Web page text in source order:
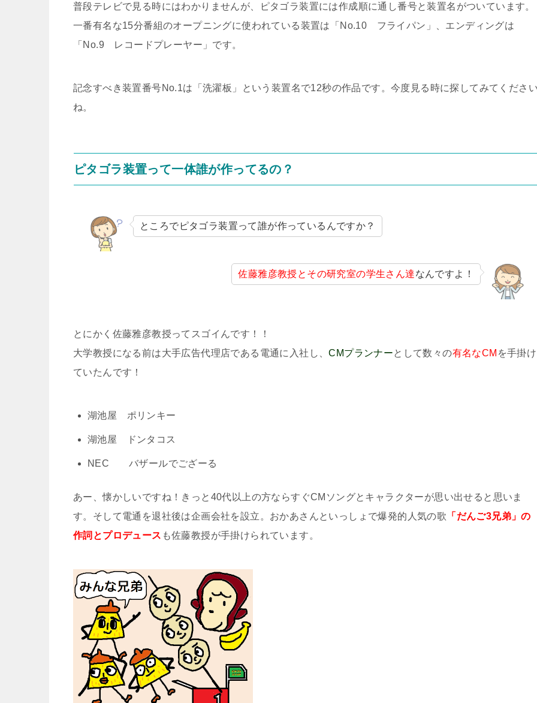
普段テレビで見る時にはわかりませんが、ピタゴラ装置には作成順に通し番号と装置名がついています。
一番有名な15分番組のオープニングに使われている装置は「No.10 フライパン」、エンディングは
「No.9 レコードプレーヤー」です。
記念すべき装置番号No.1は「洗濯板」という装置名で12秒の作品です。今度見る時に探してみてくださ
ね。
ピタゴラ装置って一体誰が作ってるの？
ところでピタゴラ装置って誰が作っているんですか？
佐藤雅彦教授とその研究室の学生さん達なんですよ！
とにかく佐藤雅彦教授ってスゴイんです！！
大学教授になる前は大手広告代理店である電通に入社し、CMプランナーとして数々の有名なCM を手掛け
ていたんです！
湖池屋 ポリンキー
湖池屋 ドンタコス
NEC バザールでござーる
あー、懐かしいですね！きっと40代以上の方ならすぐCMソングとキャラクターが思い出せると思いま
す。そして電通を退社後は企画会社を設立。おかあさんといっしょで爆発的人気の歌 「だんご3兄弟」の
作詞とプロデュース も佐藤教授が手掛けられています。